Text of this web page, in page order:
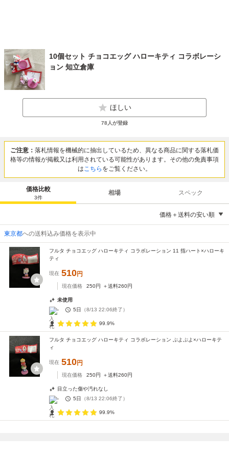
10個セット チョコエッグ ハローキティ コラボレーシ
ョン 知立倉庫
ほしい
78人が登録
ご注意： 落札情報を機械的に抽出しているため、異なる商品に関する落札価
格等の情報が掲載又は利用されている可能性があります。その他の免責事項
はこちら をご覧ください。
価格比較
3件
相場 スペック
価格＋送料の安い順
東京都への送料込み価格を表示中
フルタ チョコエッグ ハローキティ コラボレーション 11 指ハート×ハローキ
ティ
現在 510円
現在価格 250円 ＋送料260円
未使用
-
5日 （8/13 22:06終了）
99.9%
フルタ チョコエッグ ハローキティ コラボレーション ぷよぷよ×ハローキテ
ィ
現在 510円
現在価格 250円 ＋送料260円
目立った傷や汚れなし
-
5日 （8/13 22:06終了）
99.9%